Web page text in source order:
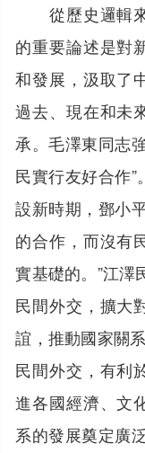
從歷史邏輯來
的重要論述是對
和發展，汲取了
過去、現在和未
承。毛澤東同志
民實行友好合作
設新時期，鄧小
的合作，而沒有
實基礎的。”江澤
民間外交，擴大
誼，推動國家關
民間外交，有利
進各國經濟、文
系的發展奠定廣